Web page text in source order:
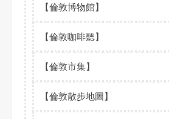
【倫敦博物館】
【倫敦咖啡聽】
【倫敦市集】
【倫敦散步地圖】